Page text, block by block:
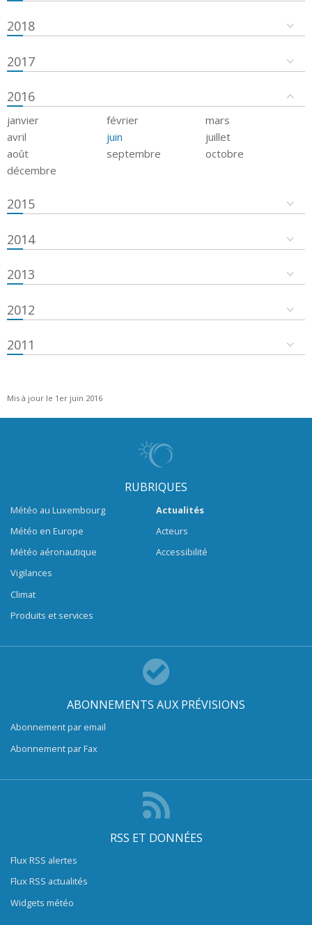
2018
2017
2016
janvier février
mars
avril
juin
juillet
août
septembre
octobre
décembre
2015
2014
2013
2012
2011
Mis à jour le 1er juin 2016
RUBRIQUES
Météo au Luxembourg
Météo en Europe
Météo aéronautique
Vigilances
Climat
Produits et services
Actualités
Acteurs
Accessibilité
ABONNEMENTS AUX PRÉVISIONS
Abonnement par email
Abonnement par Fax
RSS ET DONNÉES
Flux RSS alertes
Flux RSS actualités
Widgets météo